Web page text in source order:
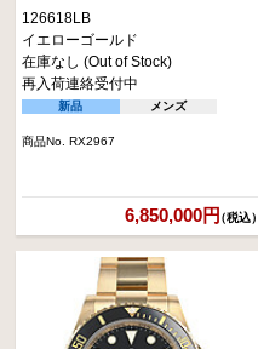
126618LB
イエローゴールド
在庫なし (Out of Stock)
再入荷連絡受付中
新品 メンズ
商品No. RX2967
6,850,000円（税込）